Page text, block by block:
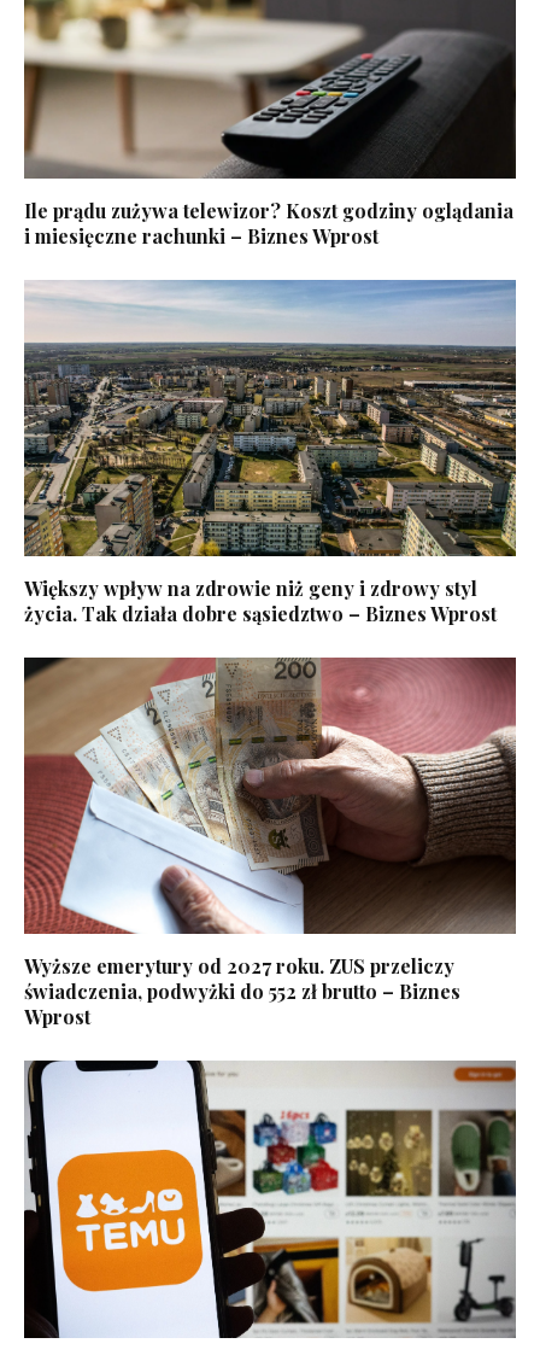
Ile prądu zużywa telewizor? Koszt godziny oglądania
i miesięczne rachunki – Biznes Wprost
Większy wpływ na zdrowie niż geny i zdrowy styl
życia. Tak działa dobre sąsiedztwo – Biznes Wprost
Wyższe emerytury od 2027 roku. ZUS przeliczy
świadczenia, podwyżki do 552 zł brutto – Biznes
Wprost